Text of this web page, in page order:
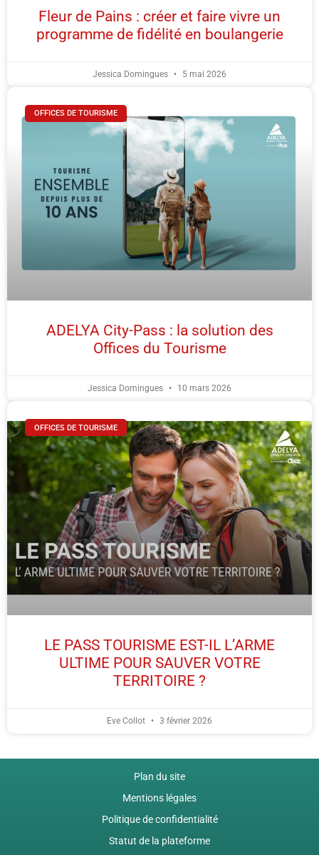
Fleur de Pains : créer et faire vivre un
programme de fidélité en boulangerie
Jessica Domingues 5 mai 2026
OFFICES DE TOURISME
ADELYA City-Pass : la solution des
Offices du Tourisme
Jessica Domingues 10 mars 2026
OFFICES DE TOURISME
LE PASS TOURISME EST-IL L’ARME
ULTIME POUR SAUVER VOTRE
TERRITOIRE ?
Eve Collot 3 février 2026
Plan du site
Mentions légales
Politique de confidentialité
Statut de la plateforme